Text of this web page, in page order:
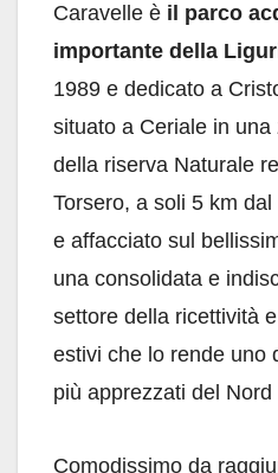
Caravelle è il parco
importante della
1989 e dedicato a
situato a Ceriale in
della riserva Naturale
Torsero, a soli 5 km
e affacciato sul
una consolidata e
settore della ricettività
estivi che lo rende uno
più apprezzati del Nord
Comodissimo da